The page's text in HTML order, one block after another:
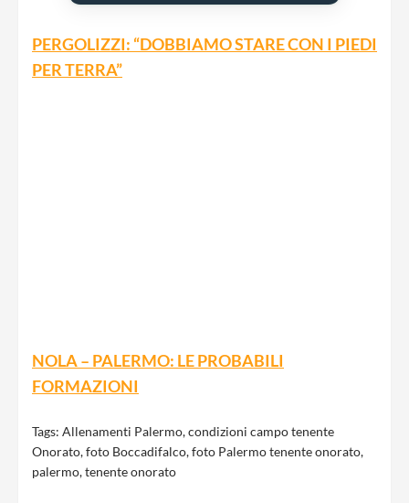
PERGOLIZZI: “DOBBIAMO STARE CON I PIEDI
PER TERRA”
NOLA – PALERMO: LE PROBABILI
FORMAZIONI
Tags: Allenamenti Palermo,condizioni campo tenente
Onorato,foto Boccadifalco,foto Palermo tenente onorato,
palermo,tenente onorato